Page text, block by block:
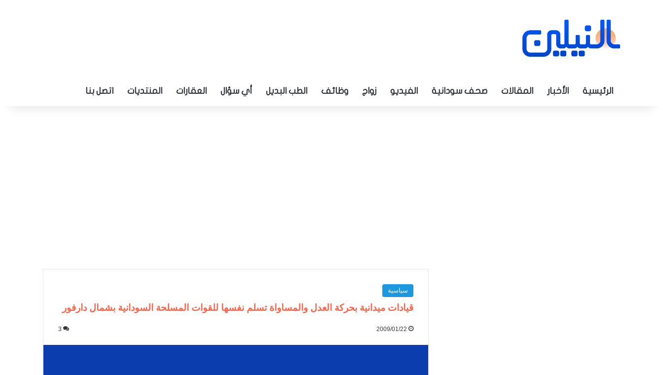
الرئيسية الأخبار المقالات صحف سودانية الفيديو زواج وظائف الطب البديل أي سؤال العقارات المنتديات اتصل بنا
سياسية
قيادات ميدانية بحركة العدل والمساواة تسلم نفسها للقوات المسلحة السودانية بشمال دارفور
2009/01/22
3